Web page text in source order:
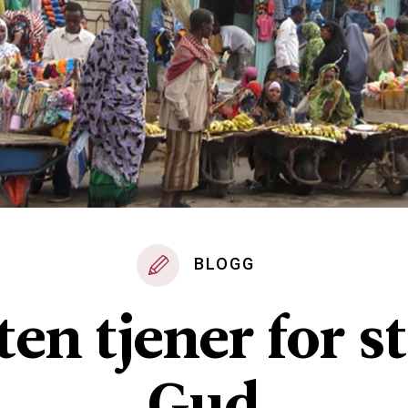
BLOGG
tjener for